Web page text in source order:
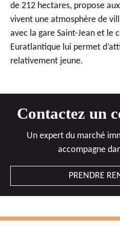
de 212 hectares, propose
vivent une atmosphère de
avec la gare Saint-Jean et le
Euratlantique lui permet
relativement jeune.
Contactez un
Un expert du marché
accompagne
PRENDRE